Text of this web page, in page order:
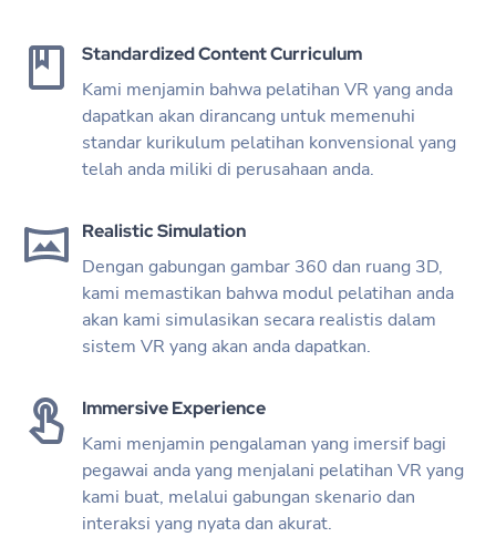
Standardized Content Curriculum
Kami menjamin bahwa pelatihan VR yang anda
dapatkan akan dirancang untuk memenuhi
standar kurikulum pelatihan konvensional yang
telah anda miliki di perusahaan anda.
Realistic Simulation
Dengan gabungan gambar 360 dan ruang 3D,
kami memastikan bahwa modul pelatihan anda
akan kami simulasikan secara realistis dalam
sistem VR yang akan anda dapatkan.
Immersive Experience
Kami menjamin pengalaman yang imersif bagi
pegawai anda yang menjalani pelatihan VR yang
kami buat, melalui gabungan skenario dan
interaksi yang nyata dan akurat.